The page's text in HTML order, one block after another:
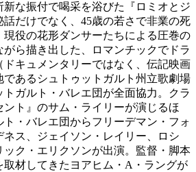
な振付で喝采を浴びた『ロミオとジ
話だけでなく、45歳の若さで非業の死
現役の花形ダンサーたちによる圧巻の
がら描き出した、ロマンチックでドラ
ドキュメンタリーではなく、伝記映画
であるシュトゥットガルト州立歌劇場
ガルト・バレエ団が全面協力。クラ
ント』のサム・ライリーが演じるほ
・バレエ団からフリーデマン・フォ
ス、ジェイソン・レイリー、ロシ
ック・エリクソンが出演。監督・脚本
取材してきたヨアヒム・A・ラングが